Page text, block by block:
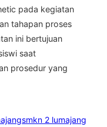
pada kegiatan
tahapan proses
ini bertujuan
saat
prosedur yang
smkn 2 lumajang